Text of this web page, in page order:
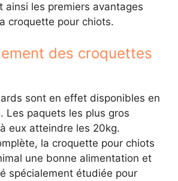
ainsi les premiers avantages
croquette pour chiots.
des croquettes
sont en effet disponibles en
Les paquets les plus gros
eux atteindre les 20kg.
la croquette pour chiots
une bonne alimentation et
spécialement étudiée pour